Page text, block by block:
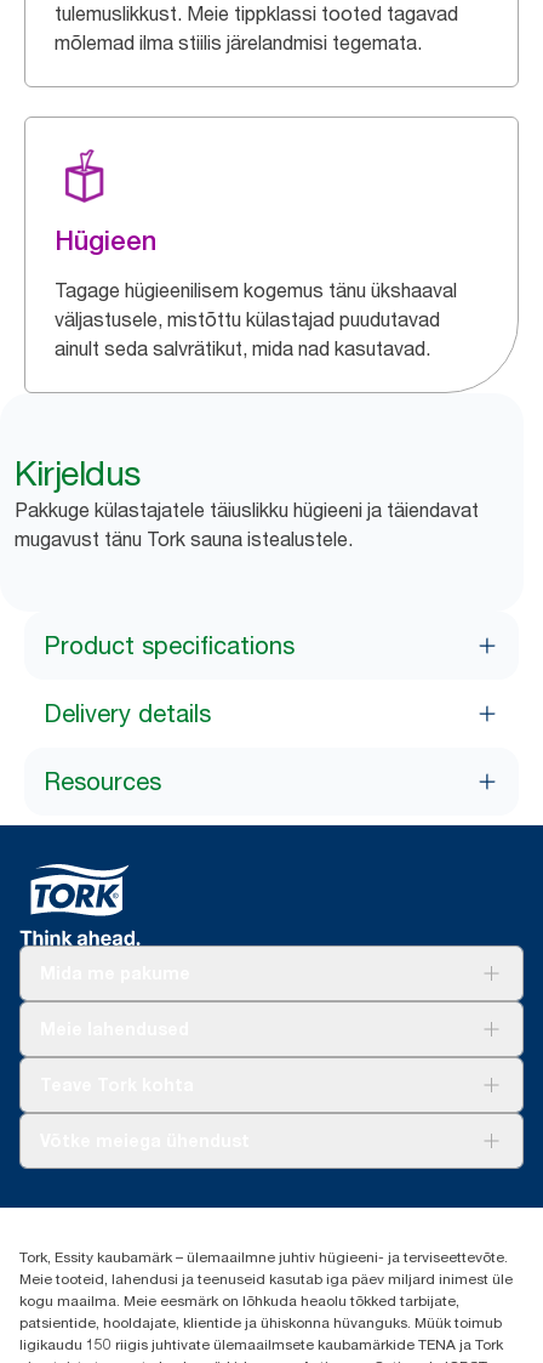
tulemuslikkust. Meie tippklassi tooted tagavad
mõlemad ilma stiilis järelandmisi tegemata.
Hügieen
Tagage hügieenilisem kogemus tänu ükshaaval
väljastusele, mistõttu külastajad puudutavad
ainult seda salvrätikut, mida nad kasutavad.
Kirjeldus
Pakkuge külastajatele täiuslikku hügieeni ja täiendavat
mugavust tänu Tork sauna istealustele.
Product specifications
Delivery details
Resources
+37253322264
Leia Tork maaletooja
Essity Estonia OÜ
Reti Tee 9, Peetri alevik, Rae vald
Harju maakond
75312 Estonia
Tork, Essity kaubamärk – ülemaailmne juhtiv hügieeni- ja terviseettevõte.
Meie tooteid, lahendusi ja teenuseid kasutab iga päev miljard inimest üle
kogu maailma. Meie eesmärk on lõhkuda heaolu tõkked tarbijate,
patsientide, hooldajate, klientide ja ühiskonna hüvanguks. Müük toimub
ligikaudu 150 riigis juhtivate ülemaailmsete kaubamärkide TENA ja Tork